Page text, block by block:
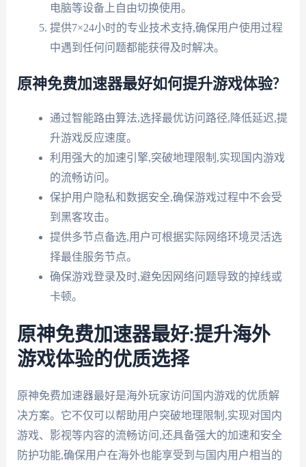
电脑等设备上自由切换使用。
提供7×24小时的专业技术支持,确保用户使用过程
中遇到任何问题都能获得及时解决。
原神免费加速器最好如何提升游戏体验?
通过智能路由算法,选择最优访问路径,降低延迟,提
升游戏反应速度。
利用强大的加速引擎,突破地理限制,实现国内游戏
的流畅访问。
保护用户隐私和数据安全,确保游戏过程中不会受
到黑客攻击。
提供多节点备选,用户可根据实际网络环境灵活选
择最佳服务节点。
确保游戏登录及时,避免因网络问题导致的掉线或
卡顿。
原神免费加速器最好:提升海外
游戏体验的优质选择
原神免费加速器最好是海外玩家访问国内游戏的优质解
决方案。它不仅可以帮助用户突破地理限制,实现对国内
游戏、影视等内容的流畅访问,还具备强大的加速和安全
防护功能,确保用户在海外也能享受到与国内用户相当的